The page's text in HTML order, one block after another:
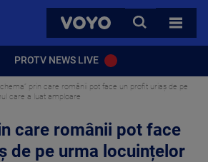
VOYO
CAUTA
TOATE
PROTV NEWS LIVE
prin care românii pot face un profit uriaș de pe
care a luat amploare
care românii pot face
de pe urma locuințelor